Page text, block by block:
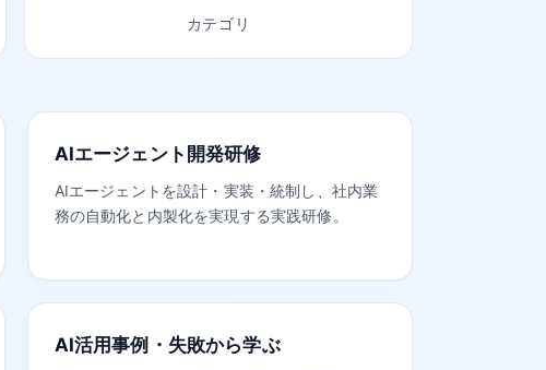
カテゴリ
AIエージェント開発研修
AIエージェントを設計・実装・統制し、社内業
務の自動化と内製化を実現する実践研修。
AI活用事例・失敗から学ぶ